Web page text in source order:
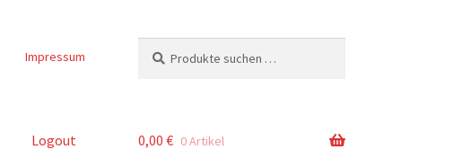
Impressum
nach:
Logout 0,00 € 0 Artikel